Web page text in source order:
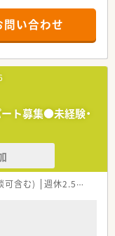
ています。
躍の場を拡げていきた
す。
ヘルプ体制も充実◎
ております、ご負担少
、
問い合わせ
ト募集●未経験・
可含む) 週休2.5日以上